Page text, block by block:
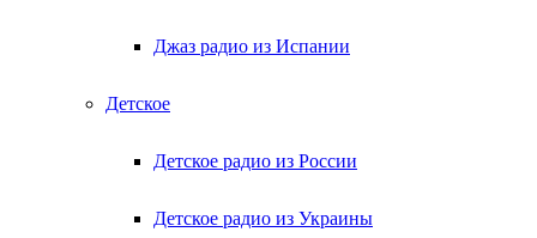
Джаз радио из Испании
Детское
Детское радио из России
Детское радио из Украины